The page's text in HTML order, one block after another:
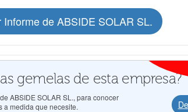
Informe de ABSIDE SOLAR SL.
gemelas de esta empresa?
ABSIDE SOLAR SL., para conocer
a medida que necesite.